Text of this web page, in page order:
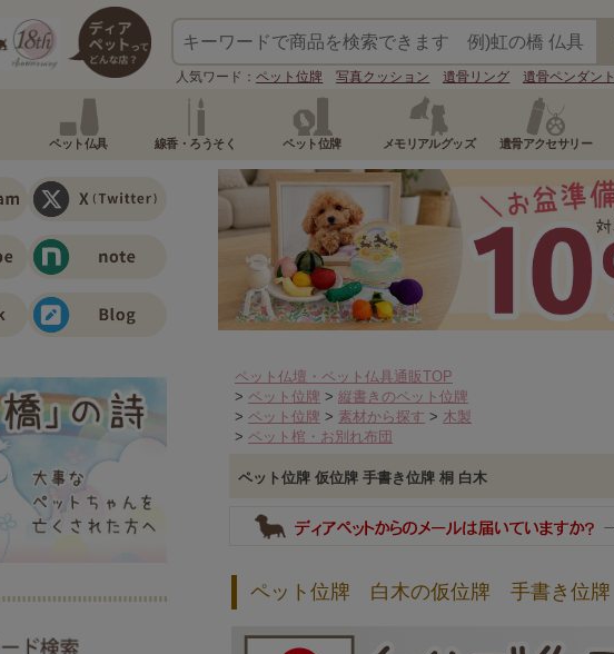
人気ワード：ペット位牌 写真クッション 遺骨リング 遺骨ペンダント
ペット仏具 線香・ろうそく ペット位牌 メモリアルグッズ 遺骨アクセサリー
ペット仏壇・ペット仏具通販TOP
> ペット位牌 > 縦書きのペット位牌
> ペット位牌 > 素材から探す > 木製
> ペット棺・お別れ布団
ペット位牌 仮位牌 手書き位牌 桐 白木
ペット位牌 白木の仮位牌 手書き位牌